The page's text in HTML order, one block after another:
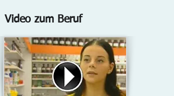
Video zum Beruf